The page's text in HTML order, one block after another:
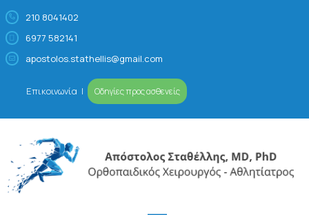
210 8041402
6977 582141
apostolos.stathellis@gmail.com
Επικοινωνία | Οδηγίες προς ασθενείς
Ορθοπαιδικός Χειρουργός – Αθλητίατρος
ΙΑΤΡΕΊΟ
ΠΡΟΦΊΛ
ΚΑΚΏΣΕΙΣ
ΕΙΔΙΚΕΎΣΕΙΣ
VIDEOS/MEDIA